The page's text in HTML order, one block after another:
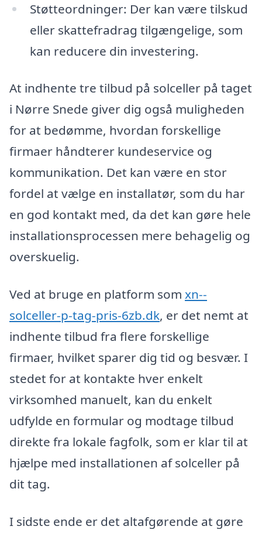
Støtteordninger: Der kan være tilskud
eller skattefradrag tilgængelige, som
kan reducere din investering.
At indhente tre tilbud på solceller på taget
i Nørre Snede giver dig også muligheden
for at bedømme, hvordan forskellige
firmaer håndterer kundeservice og
kommunikation. Det kan være en stor
fordel at vælge en installatør, som du har
en god kontakt med, da det kan gøre hele
installationsprocessen mere behagelig og
overskuelig.
Ved at bruge en platform som xn--
solceller-p-tag-pris-6zb.dk, er det nemt at
indhente tilbud fra flere forskellige
firmaer, hvilket sparer dig tid og besvær. I
stedet for at kontakte hver enkelt
virksomhed manuelt, kan du enkelt
udfylde en formular og modtage tilbud
direkte fra lokale fagfolk, som er klar til at
hjælpe med installationen af solceller på
dit tag.
I sidste ende er det altafgørende at gøre